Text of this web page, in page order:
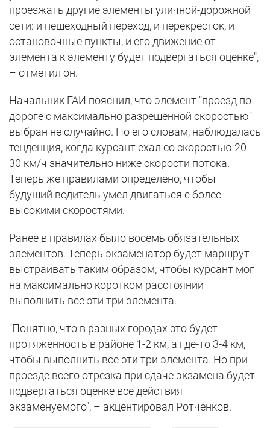
проезжать другие элементы уличной-дорожной
сети: и пешеходный переход, и перекресток, и
остановочные пункты, и его движение от
элемента к элементу будет подвергаться оценке",
– отметил он.
Начальник ГАИ пояснил, что элемент "проезд по
дороге с максимально разрешенной скоростью"
выбран не случайно. По его словам, наблюдалась
тенденция, когда курсант ехал со скоростью 20-
30 км/ч значительно ниже скорости потока.
Теперь же правилами определено, чтобы
будущий водитель умел двигаться с более
высокими скоростями.
Ранее в правилах было восемь обязательных
элементов. Теперь экзаменатор будет маршрут
выстраивать таким образом, чтобы курсант мог
на максимально коротком расстоянии
выполнить все эти три элемента.
"Понятно, что в разных городах это будет
протяженность в районе 1-2 км, а где-то 3-4 км,
чтобы выполнить все эти три элемента. Но при
проезде всего отрезка при сдаче экзамена будет
подвергаться оценке все действия
экзаменуемого", – акцентировал Ротченков.